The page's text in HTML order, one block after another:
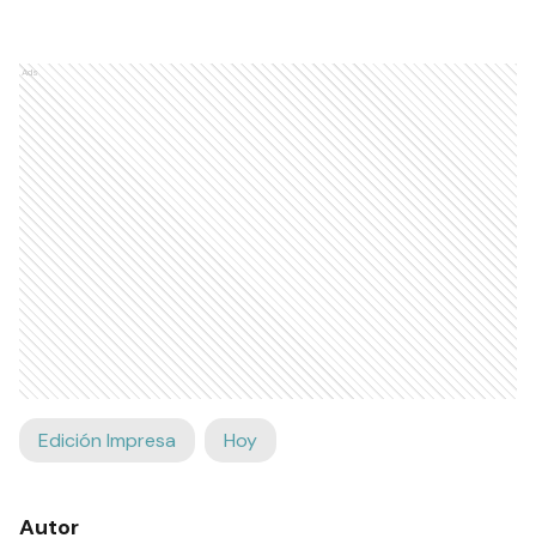
Ads
Edición Impresa Hoy
Autor